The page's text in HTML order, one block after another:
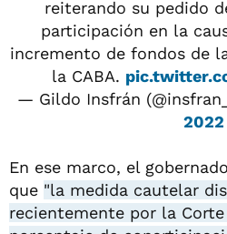
reiterando su pedido
participación en la
incremento de fondos de
la CABA.
— Gildo Insfrán
2022
En ese marco, el
que "la medida cautelar
recientemente por la